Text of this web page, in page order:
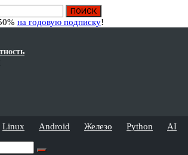
на годовую подписку!
Linux Android Железо Python AI